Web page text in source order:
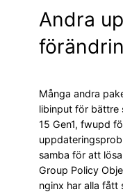
Andra
Många andra
libinput för bättre
15 Gen1, fwupd
samba för att
Group Policy
nginx har alla